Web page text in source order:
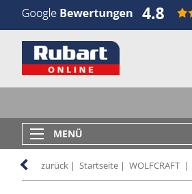
MENÜ
zurück | Startseite | WOLFCRAFT |